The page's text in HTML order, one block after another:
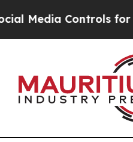
Controls for Their